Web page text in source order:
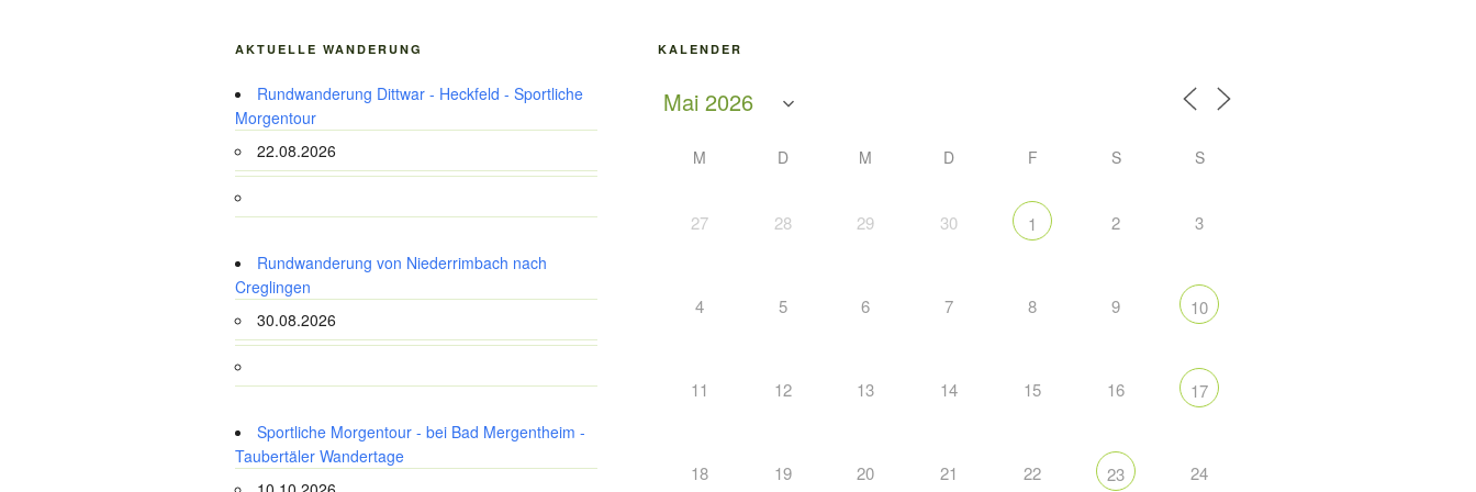
AKTUELLE WANDERUNG
Rundwanderung Dittwar - Heckfeld - Sportliche
Morgentour
22.08.2026
Rundwanderung von Niederrimbach nach
Creglingen
30.08.2026
Sportliche Morgentour - bei Bad Mergentheim -
Taubertäler Wandertage
KALENDER
M D M D F S S
27 28 29 30 1 2 3
4 5 6 7 8 9 10
11 12 13 14 15 16 17
18 19 20 21 22 23 24